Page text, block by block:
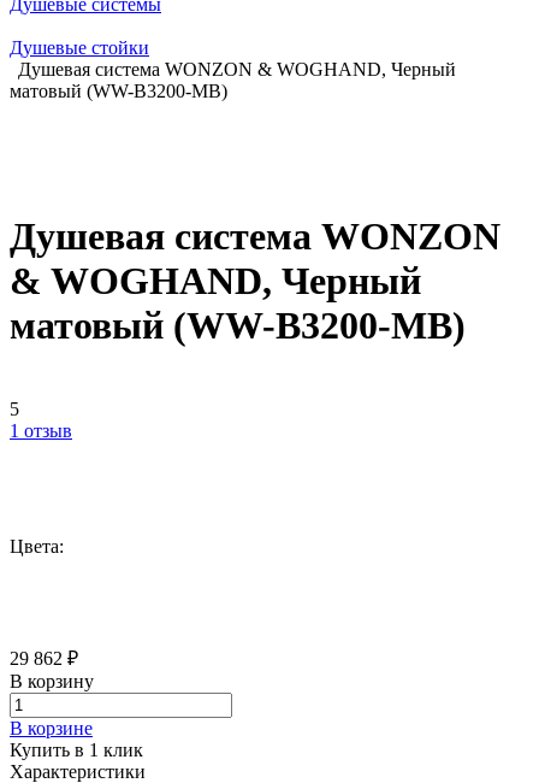
Душевые системы
Душевые стойки
Душевая система WONZON & WOGHAND, Черный
матовый (WW-B3200-MB)
Душевая система WONZON
& WOGHAND, Черный
матовый (WW-B3200-MB)
5
1 отзыв
Цвета:
29 862 ₽
В корзину
В корзине
Купить в 1 клик
Характеристики